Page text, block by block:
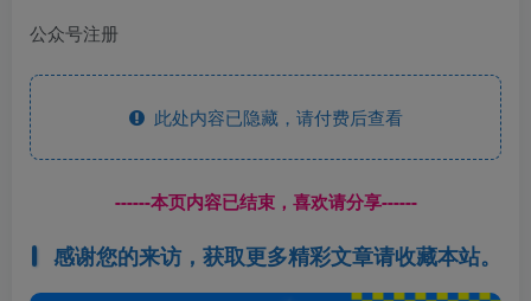
公众号注册
此处内容已隐藏，请付费后查看
------本页内容已结束，喜欢请分享------
感谢您的来访，获取更多精彩文章请收藏本站。